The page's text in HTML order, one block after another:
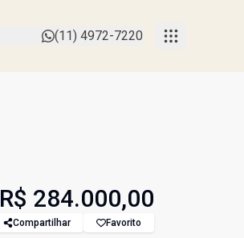
(11) 4972-7220
R$ 284.000,00
Compartilhar Favorito